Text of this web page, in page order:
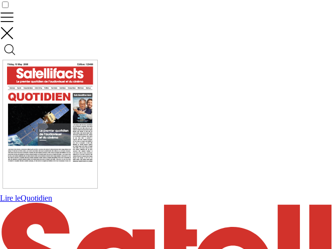
Lire leQuotidien
Contrôler vos données